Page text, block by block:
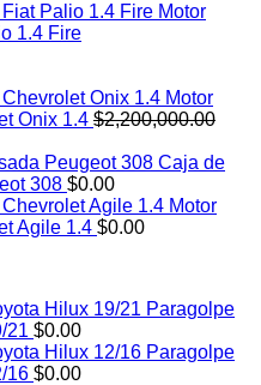
Motor
1.4 Fire
Motor
Onix 1.4 $2,200,000.00
Caja de
308 $0.00
Motor
Agile 1.4 $0.00
Paragolpe
21 $0.00
Paragolpe
16 $0.00